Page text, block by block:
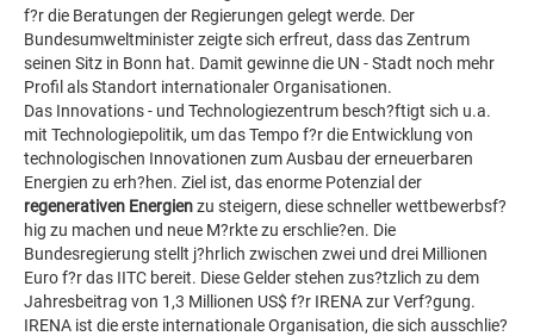
f?r die Beratungen der Regierungen gelegt werde. Der
Bundesumweltminister zeigte sich erfreut, dass das Zentrum
seinen Sitz in Bonn hat. Damit gewinne die UN - Stadt noch mehr
Profil als Standort internationaler Organisationen.
Das Innovations - und Technologiezentrum besch?ftigt sich u.a.
mit Technologiepolitik, um das Tempo f?r die Entwicklung von
technologischen Innovationen zum Ausbau der erneuerbaren
Energien zu erh?hen. Ziel ist, das enorme Potenzial der
regenerativen Energienzu steigern, diese schneller wettbewerbsf?
hig zu machen und neue M?rkte zu erschlie?en. Die
Bundesregierung stellt j?hrlich zwischen zwei und drei Millionen
Euro f?r das IITC bereit. Diese Gelder stehen zus?tzlich zu dem
Jahresbeitrag von 1,3 Millionen US$ f?r IRENA zur Verf?gung.
IRENA ist die erste internationale Organisation, die sich ausschlie?